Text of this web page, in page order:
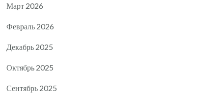
Март 2026
Февраль 2026
Декабрь 2025
Октябрь 2025
Сентябрь 2025